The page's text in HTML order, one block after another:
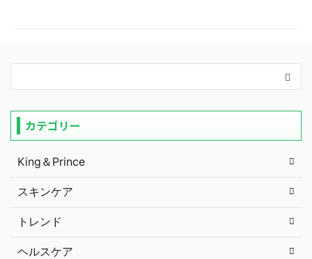
カテゴリー
King＆Prince
スキンケア
トレンド
ヘルスケア